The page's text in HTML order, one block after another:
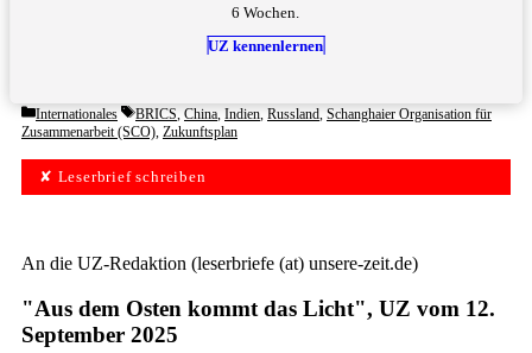
6 Wochen.
UZ kennenlernen
Categories
Internationales Tags
BRICS, China, Indien, Russland, Schanghaier Organisation für
Zusammenarbeit (SCO), Zukunftsplan
✘ Leserbrief schreiben
An die UZ-Redaktion (leserbriefe (at) unsere-zeit.de)
"Aus dem Osten kommt das Licht", UZ vom 12.
September 2025